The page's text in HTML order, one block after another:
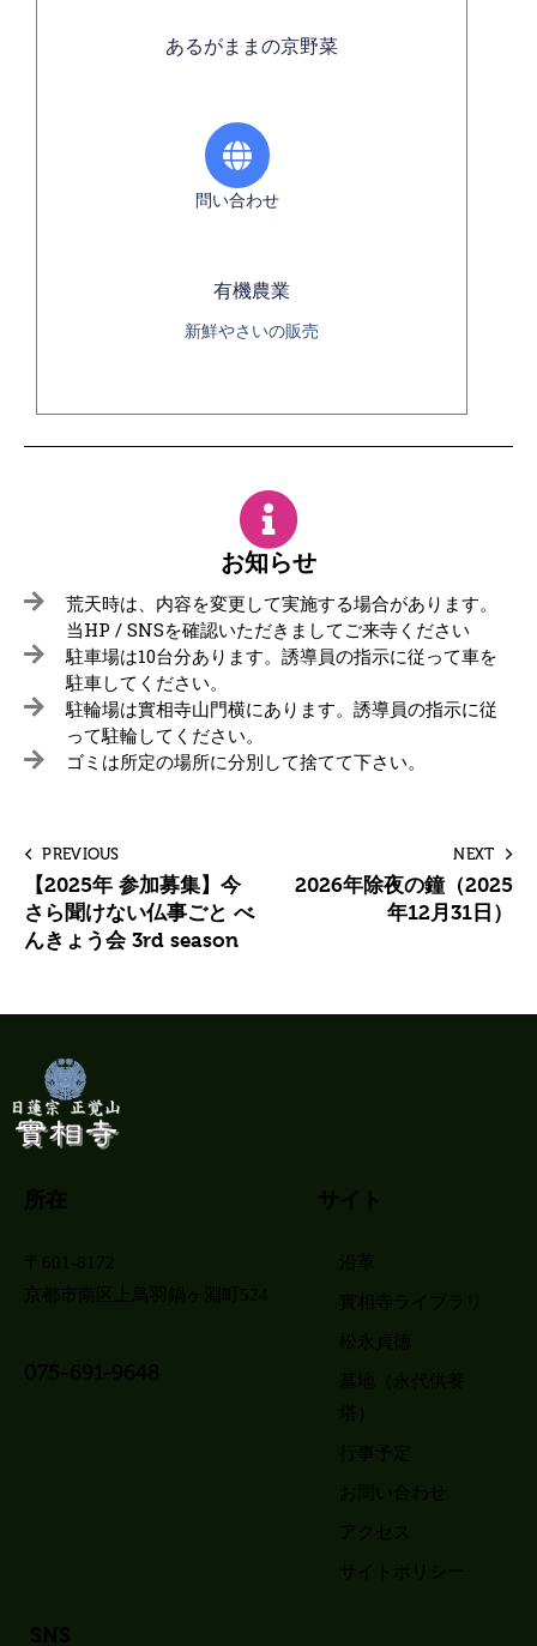
あるがままの京野菜
問い合わせ
有機農業
新鮮やさいの販売
お知らせ
荒天時は、内容を変更して実施する場合があります。
当HP / SNSを確認いただきましてご来寺ください
駐車場は10台分あります。誘導員の指示に従って車を
駐車してください。
駐輪場は實相寺山門横にあります。誘導員の指示に従
って駐輪してください。
ゴミは所定の場所に分別して捨てて下さい。
PREVIOUS
【2025年 参加募集】今
さら聞けない仏事ごと べ
んきょう会 3rd season
NEXT
2026年除夜の鐘（2025
年12月31日）
所在
〒601-8172
京都市南区上鳥羽鍋ヶ淵町524
075-691-9648
サイト
沿革
實相寺ライブラリ
松永貞徳
墓地（永代供養
塔）
行事予定
お問い合わせ
アクセス
サイトポリシー
SNS